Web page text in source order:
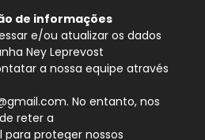
de informações
e/ou atualizar os dados
Ney Leprevost
a nossa equipe através
No entanto, nos
reter a
proteger nossos